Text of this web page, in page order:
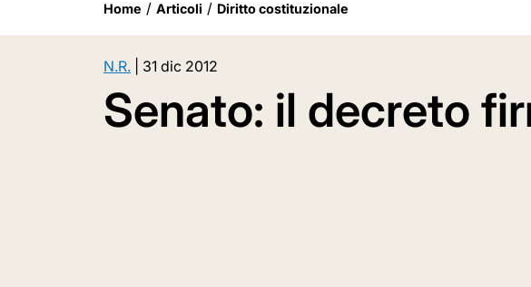
Home Articoli Diritto costituzionale
N.R. 31 dic 2012
Senato: il decreto